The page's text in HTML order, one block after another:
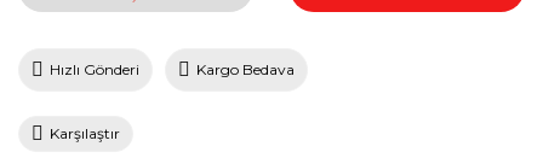
Hızlı Gönderi Kargo Bedava
Karşılaştır